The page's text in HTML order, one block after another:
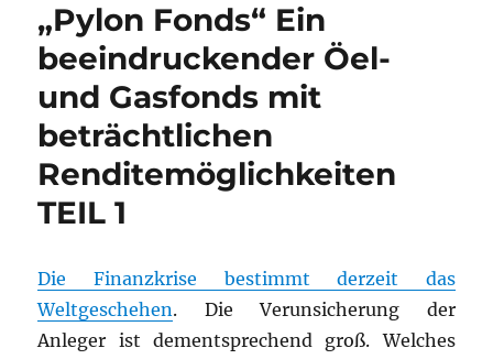
„Pylon Fonds“ Ein
beeindruckender Öel-
und Gasfonds mit
beträchtlichen
Renditemöglichkeiten
TEIL 1
Die Finanzkrise bestimmt derzeit das
Weltgeschehen. Die Verunsicherung der
Anleger ist dementsprechend groß. Welches